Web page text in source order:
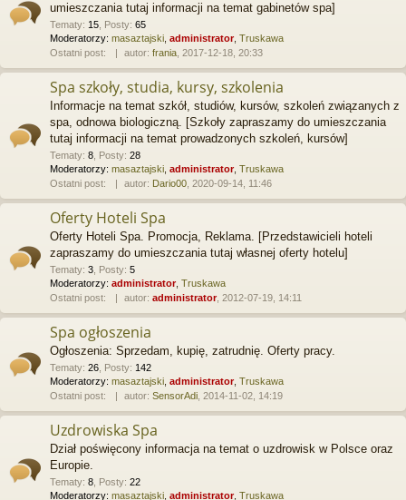
umieszczania tutaj informacji na temat gabinetów spa]
Tematy: 15 Posty: 65
Moderatorzy: masaztajski administrator, Truskawa
Ostatni post:
autor: frania , 2017-12-18, 20:33
Spa szkoły, studia, kursy, szkolenia
Informacje na temat szkół, studiów, kursów, szkoleń związanych z
spa, odnowa biologiczną. [Szkoły zapraszamy do umieszczania
tutaj informacji na temat prowadzonych szkoleń, kursów]
Tematy: 8 Posty: 28
Moderatorzy: masaztajski administrator, Truskawa
Ostatni post:
autor: Dario00 , 2020-09-14, 11:46
Oferty Hoteli Spa
Oferty Hoteli Spa. Promocja, Reklama. [Przedstawicieli hoteli
zapraszamy do umieszczania tutaj własnej oferty hotelu]
Tematy: 3 Posty: 5
Moderatorzy: administrator, Truskawa
Ostatni post:
autor: administrator, 2012-07-19, 14:11
Spa ogłoszenia
Ogłoszenia: Sprzedam, kupię, zatrudnię. Oferty pracy.
Tematy: 26 Posty: 142
Moderatorzy: masaztajski administrator, Truskawa
Ostatni post:
autor: SensorAdi , 2014-11-02, 14:19
Uzdrowiska Spa
Dział poświęcony informacja na temat o uzdrowisk w Polsce oraz
Europie.
Tematy: 8 Posty: 22
Moderatorzy: masaztajski administrator, Truskawa